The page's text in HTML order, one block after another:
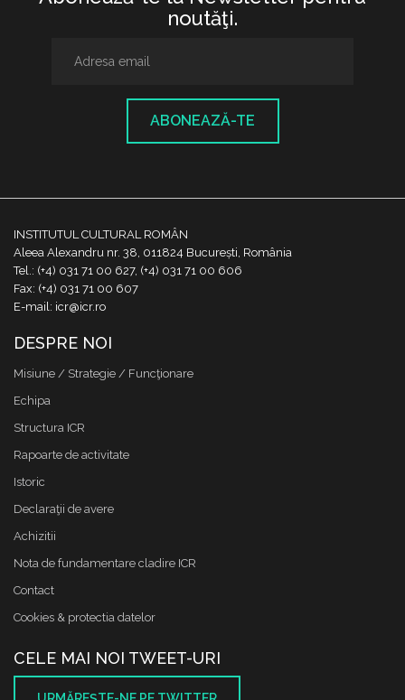
noutăţi.
ABONEAZĂ-TE
INSTITUTUL CULTURAL ROMÂN
Aleea Alexandru nr. 38, 011824 București, România
Tel.: (+4) 031 71 00 627, (+4) 031 71 00 606
Fax: (+4) 031 71 00 607
E-mail: icr@icr.ro
DESPRE NOI
Misiune / Strategie / Funcţionare
Echipa
Structura ICR
Rapoarte de activitate
Istoric
Declaraţii de avere
Achizitii
Nota de fundamentare cladire ICR
Contact
Cookies & protectia datelor
CELE MAI NOI TWEET-URI